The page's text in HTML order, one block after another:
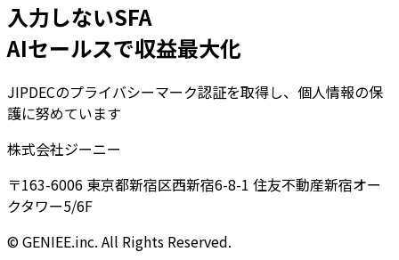
入力しないSFA
AIセールスで収益最大化
JIPDECのプライバシーマーク認証を取得し、個人情報の保
護に努めています
株式会社ジーニー
〒163-6006 東京都新宿区西新宿6-8-1 住友不動産新宿オー
クタワー5/6F
© GENIEE.inc. All Rights Reserved.